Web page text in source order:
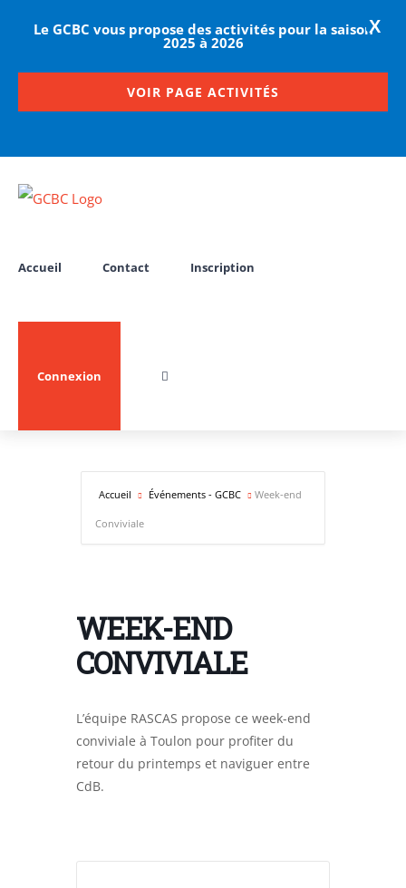
X
Le GCBC vous propose des activités pour la saison
2025 à 2026
VOIR PAGE ACTIVITÉS
Accueil Contact Inscription
Connexion
Accueil Événements - GCBC Week-end
Conviviale
WEEK-END
CONVIVIALE
L’équipe RASCAS propose ce week-end
conviviale à Toulon pour profiter du
retour du printemps et naviguer entre
CdB.